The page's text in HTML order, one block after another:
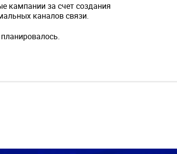
кампании за счет создания
каналов связи.